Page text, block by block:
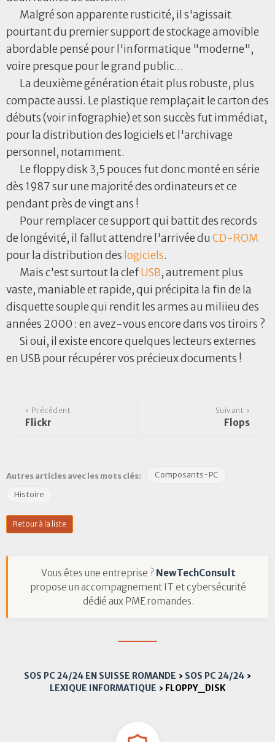
Malgré son apparente rusticité, il s'agissait
pourtant du premier support de stockage amovible
abordable pensé pour l'informatique "moderne",
voire presque pour le grand public...
La deuxième génération était plus robuste, plus
compacte aussi. Le plastique remplaçait le carton des
débuts (voir infographie) et son succès fut immédiat,
pour la distribution des logiciels et l'archivage
personnel, notamment.
Le floppy disk 3,5 pouces fut donc monté en série
dès 1987 sur une majorité des ordinateurs et ce
pendant près de vingt ans !
Pour remplacer ce support qui battit des records
de longévité, il fallut attendre l'arrivée du CD-ROM
pour la distribution des logiciels.
Mais c'est surtout la clefUSB, autrement plus
vaste, maniable et rapide, qui précipita la fin de la
disquette souple qui rendit les armes au miliieu des
années 2000 : en avez-vous encore dans vos tiroirs ?
Si oui, il existe encore quelques lecteurs externes
en USB pour récupérer vos précieux documents !
‹ Précédent
Flickr
Suivant ›
Flops
Autres articles avec les mots clés:
Composants-PC
Histoire
Retour à la liste
Vous êtes une entreprise ? NewTechConsult
propose un accompagnement IT et cybersécurité
dédié aux PME romandes.
SOS PC 24/24 EN SUISSE ROMANDE › SOS PC 24/24 ›
LEXIQUE INFORMATIQUE › FLOPPY_DISK